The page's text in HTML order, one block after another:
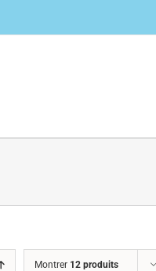
Montrer 12 produits